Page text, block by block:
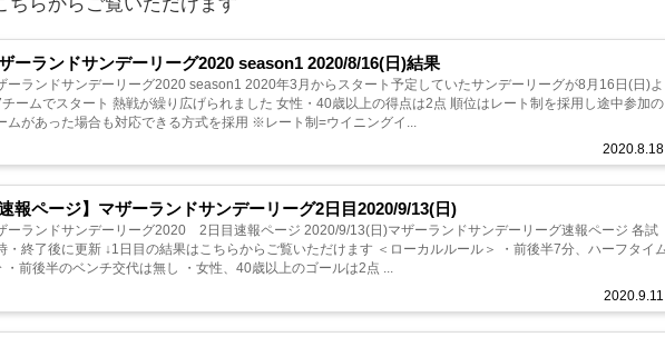
ーランドサンデーリーグ2020 season1 2020/8/16(日)結果
2020.8.18
ーランドサンデーリーグ2020 season1 2020年3月からスタート予定していたサンデーリーグが8月16日(日)よ
チームでスタート 熱戦が繰り広げられました 女性・40歳以上の得点は2点 順位はレート制を採用し途中参加の
ムがあった場合も対応できる方式を採用 ※レート制=ウイニングイ...
速報ページ】マザーランドサンデーリーグ2日目2020/9/13(日)
2020.9.11
ーランドサンデーリーグ2020 2日目速報ページ 2020/9/13(日)マザーランドサンデーリーグ速報ページ 各試
終了後に更新 ↓1日目の結果はこちらからご覧いただけます ＜ローカルルール＞ ・前後半7分、ハーフタイム
・前後半のベンチ交代は無し ・女性、40歳以上のゴールは2点 ...